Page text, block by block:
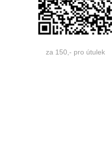
za 150,- pro útulek